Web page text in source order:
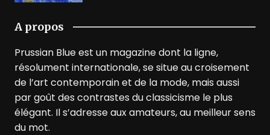
A propos
Prussian Blue est un magazine dont la ligne,
résolument internationale, se situe au croisement
de l’art contemporain et de la mode, mais aussi
par goût des contrastes du classicisme le plus
élégant. Il s’adresse aux amateurs, au meilleur sens
du mot.